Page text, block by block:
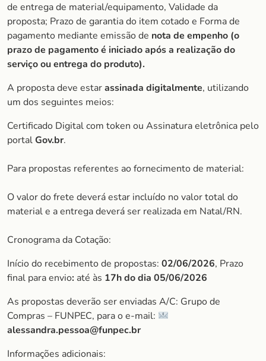
de entrega de material/equipamento, Validade da
proposta; Prazo de garantia do item cotado e Forma de
pagamento mediante emissão de nota de empenho (o
prazo de pagamento é iniciado após a realização do
serviço ou entrega do produto).
A proposta deve estarassinada digitalmente, utilizando
um dos seguintes meios:
Certificado Digital com token ou Assinatura eletrônica pelo
portalGov.br.
Para propostas referentes ao fornecimento de material:
O valor do frete deverá estar incluído no valor total do
material e a entrega deverá ser realizada em Natal/RN.
Cronograma da Cotação:
Início do recebimento de propostas: 02/06/2026, Prazo
final para envio: até às 17h do dia 05/06/2026
As propostas deverão ser enviadas A/C: Grupo de
Compras – FUNPEC, para o e-mail:
alessandra.pessoa@funpec.br
Informações adicionais: